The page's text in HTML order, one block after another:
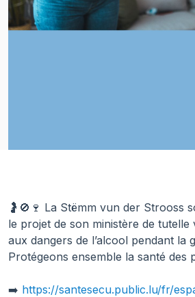
🤰🚫🍷 La Stëmm vun der Strooss
le projet de son ministère de tutelle
aux dangers de l’alcool pendant la
Protégeons ensemble la santé des
➡️ https://santesecu.public.lu/fr/